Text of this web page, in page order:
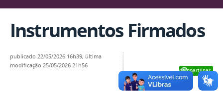
Instrumentos Firmados
Compartilhar
publicado 22/05/2026 16h39, última
modificação 25/05/2026 21h56